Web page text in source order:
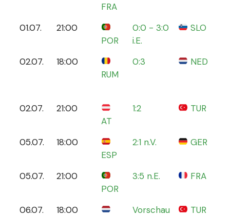
FRA
01.07.
21:00
POR
0:0 - 3:0
i.E.
SLO
02.07.
18:00
RUM
0:3 NED
02.07.
21:00
AT
1:2 TUR
05.07.
18:00
ESP
2:1 n.V. GER
05.07.
21:00
POR
3:5 n.E. FRA
06.07.
18:00
Vorschau TUR